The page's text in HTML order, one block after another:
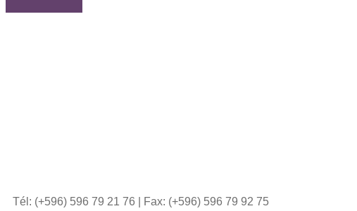
Tél: (+596) 596 79 21 76 | Fax: (+596) 596 79 92 75